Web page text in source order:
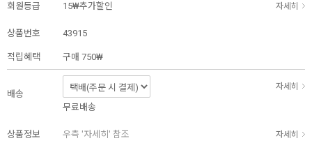
회원등급 15₩추가할인 자세히
상품번호 43915
적립혜택 구매 750₩
배송
자세히
무료배송
상품정보 우측 '자세히' 참조 자세히